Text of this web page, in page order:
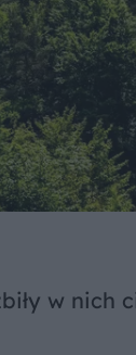
w nich